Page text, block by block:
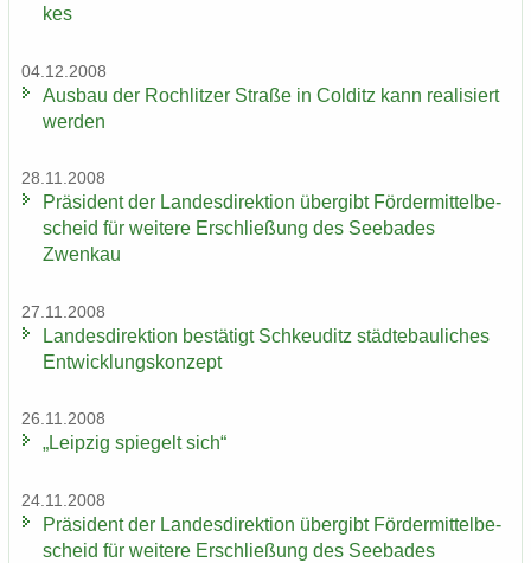
kes
04.12.2008
Aus­bau der Roch­lit­zer Stra­ße in Col­ditz kann rea­li­siert
wer­den
28.11.2008
Prä­si­dent der Lan­des­di­rek­ti­on über­gibt För­der­mit­tel­be­
scheid für wei­te­re Er­schlie­ßung des See­ba­des
Zwenkau
27.11.2008
Lan­des­di­rek­ti­on be­stä­tigt Schkeu­ditz städ­te­bau­li­ches
Ent­wick­lungs­kon­zept
26.11.2008
„Leip­zig spie­gelt sich“
24.11.2008
Prä­si­dent der Lan­des­di­rek­ti­on über­gibt För­der­mit­tel­be­
scheid für wei­te­re Er­schlie­ßung des See­ba­des